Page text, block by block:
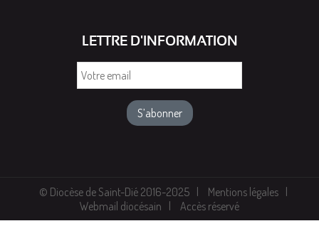
LETTRE D'INFORMATION
© Diocèse de Saint-Dié 2016-2025
Mentions légales
Webmail diocésain
Accès réservé